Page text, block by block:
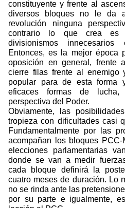
constituyente y frente al
diversos bloques no le da
revolución ninguna
contrario lo que crea es
divisionismos
Entonces, es la mejor época
oposición en general, frente
cierre filas frente al enemigo
popular para de esta forma
eficaces formas de lucha,
perspectiva del Poder.
Obviamente, las
tropieza con dificultades casi
Fundamentalmente por las
acompañan los bloques
elecciones parlamentarias
donde se van a medir
cada bloque definirá la
cuatro meses de duración. Lo
no se rinda ante las
por su parte e igualmente,